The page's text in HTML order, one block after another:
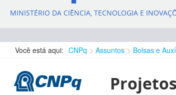
MINISTÉRIO DA CIÊNCIA, TECNOLOGIA E
Você está aqui: CNPq Assuntos Bolsas e